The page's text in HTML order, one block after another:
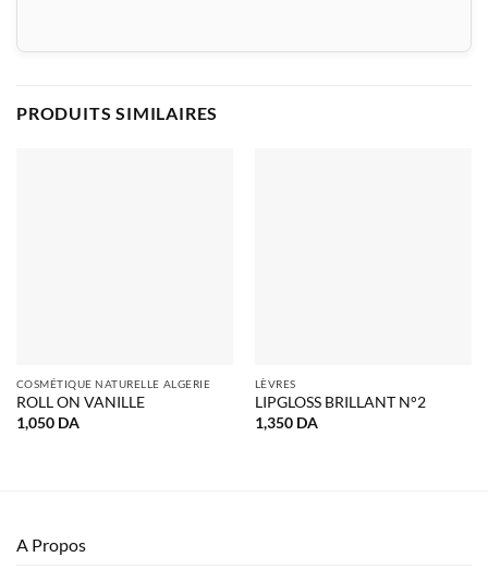
PRODUITS SIMILAIRES
COSMÉTIQUE NATURELLE ALGERIE
ROLL ON VANILLE
1,050 DA
LÈVRES
LIPGLOSS BRILLANT N°2
1,350 DA
A Propos